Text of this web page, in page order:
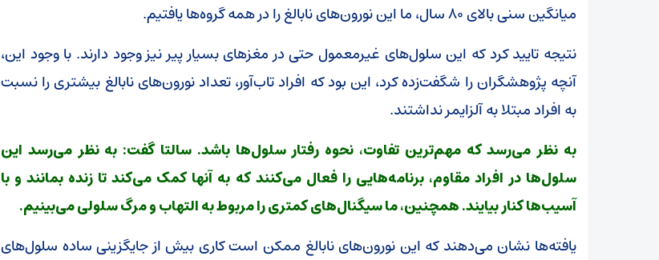
میانگین سنی بالای ۸۰ سال، ما این نورون‌های نابالغ را در همه گروه‌ها یافتیم.
نتیجه تایید کرد که این سلول‌های غیرمعمول حتی در مغزهای بسیار پیر نیز وجود دارند. با وجود این،
آنچه پژوهشگران را شگفت‌زده کرد، این بود که افراد تاب‌آور، تعداد نورون‌های نابالغ بیشتری را نسبت
به افراد مبتلا به آلزایمر نداشتند.
به نظر می‌رسد که مهم‌ترین تفاوت، نحوه رفتار سلول‌ها باشد. سالتا گفت: به نظر می‌رسد این
سلول‌ها در افراد مقاوم، برنامه‌هایی را فعال می‌کنند که به آنها کمک می‌کند تا زنده بمانند و با
آسیب‌ها کنار بیایند. همچنین، ما سیگنال‌های کمتری را مربوط به التهاب و مرگ سلولی می‌بینیم.
یافته‌ها نشان می‌دهند که این نورون‌های نابالغ ممکن است کاری بیش از جایگزینی ساده سلول‌های